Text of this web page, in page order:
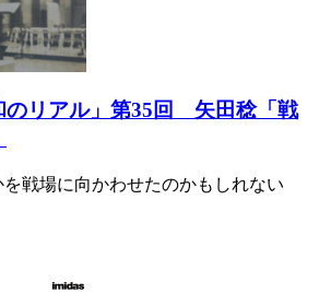
のリアル」第35回 矢田稔「戦
戦場に向かわせたのかもしれない